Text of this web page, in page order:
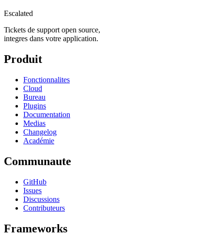
Escalated
Tickets de support open source,
integres dans votre application.
Produit
Fonctionnalites
Cloud
Bureau
Plugins
Documentation
Medias
Changelog
Académie
Communaute
GitHub
Issues
Discussions
Contributeurs
Frameworks